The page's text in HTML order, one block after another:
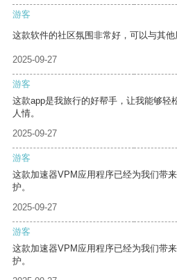
游客
这款软件的社区氛围非常好，可以与其他
2025-09-27
游客
这款app是我旅行的好帮手，让我能够轻
人情。
2025-09-27
游客
这款加速器VPM应用程序已经为我们带
护。
2025-09-27
游客
这款加速器VPM应用程序已经为我们带
护。